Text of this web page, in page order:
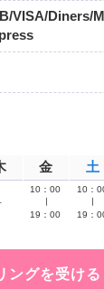
VISA/Diners/
金 土
10：00
19：00
10：
19：
ングを受ける